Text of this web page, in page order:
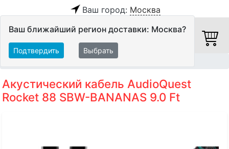
Ваш город: Москва
Ваш ближайший регион доставки: Москва?
Подтвердить Выбрать
Акустический кабель AudioQuest
Rocket 88 SBW-BANANAS 9.0 Ft